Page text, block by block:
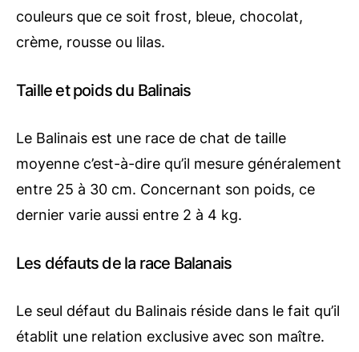
couleurs que ce soit frost, bleue, chocolat,
crème, rousse ou lilas.
Taille et poids du Balinais
Le Balinais est une race de chat de taille
moyenne c’est-à-dire qu’il mesure généralement
entre 25 à 30 cm. Concernant son poids, ce
dernier varie aussi entre 2 à 4 kg.
Les défauts de la race Balanais
Le seul défaut du Balinais réside dans le fait qu’il
établit une relation exclusive avec son maître.